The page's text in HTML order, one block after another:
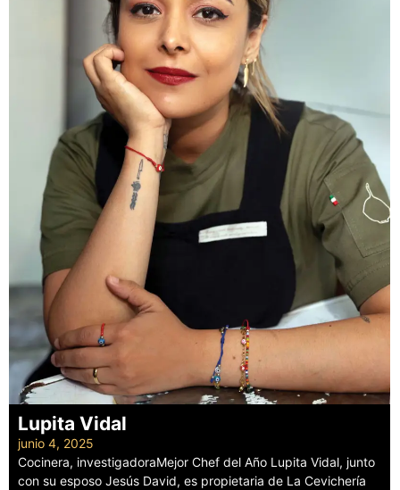
Lupita Vidal
junio 4, 2025
Cocinera, investigadoraMejor Chef del Año Lupita Vidal, junto
con su esposo Jesús David, es propietaria de La Cevichería